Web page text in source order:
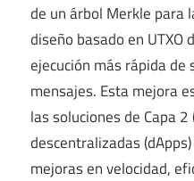
de un árbol Merkle para
diseño basado en UTXO
ejecución más rápida
mensajes. Esta mejora
las soluciones de Capa
descentralizadas
mejoras en velocidad,